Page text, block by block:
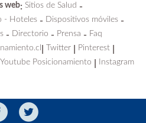
web: Sitios de Salud -
- Hoteles - Dispositivos móviles -
- Directorio - Prensa - Faq
Twitter Pinterest
Youtube Posicionamiento Instagram